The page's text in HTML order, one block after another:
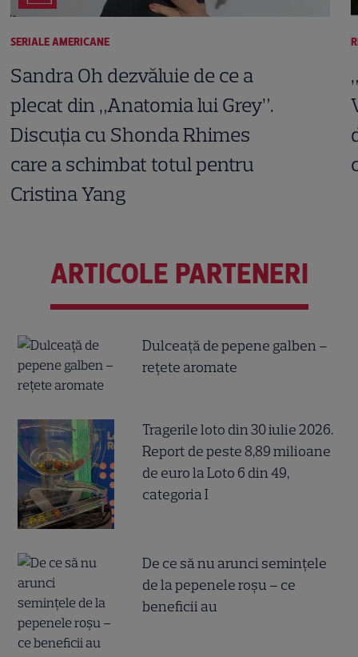
SERIALE AMERICANE
Sandra Oh dezvăluie de ce a
plecat din „Anatomia lui Grey”.
Discuția cu Shonda Rhimes
care a schimbat totul pentru
Cristina Yang
ARTICOLE PARTENERI
Dulceață de pepene galben –
rețete aromate
Tragerile loto din 30 iulie 2026.
Report de peste 8,89 milioane
de euro la Loto 6 din 49,
categoria I
De ce să nu arunci semințele
de la pepenele roșu – ce
beneficii au